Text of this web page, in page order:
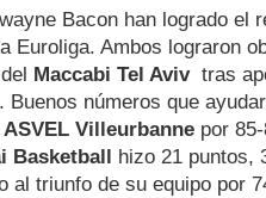
Bacon han logrado el
Euroliga. Ambos lograron
Maccabi Tel Aviv tras
Buenos números que
ASVEL Villeurbanne por
Basketball hizo 21 puntos,
al triunfo de su equipo por